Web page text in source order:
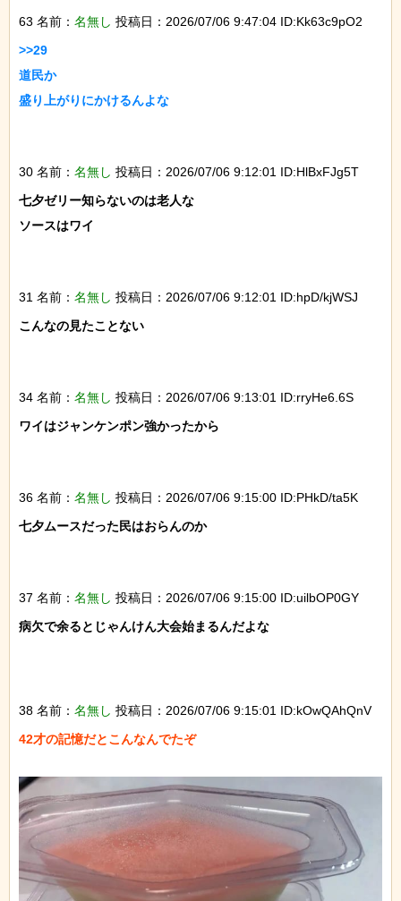
63 名前： 名無し 投稿日：2026/07/06 9:47:04 ID:Kk63c9pO2
>>29
道民か
盛り上がりにかけるんよな
30 名前： 名無し 投稿日：2026/07/06 9:12:01 ID:HlBxFJg5T
七夕ゼリー知らないのは老人な
ソースはワイ
31 名前： 名無し 投稿日：2026/07/06 9:12:01 ID:hpD/kjWSJ
こんなの見たことない
34 名前： 名無し 投稿日：2026/07/06 9:13:01 ID:rryHe6.6S
ワイはジャンケンポン強かったから
36 名前： 名無し 投稿日：2026/07/06 9:15:00 ID:PHkD/ta5K
七夕ムースだった民はおらんのか
37 名前： 名無し 投稿日：2026/07/06 9:15:00 ID:uilbOP0GY
病欠で余るとじゃんけん大会始まるんだよな
38 名前： 名無し 投稿日：2026/07/06 9:15:01 ID:kOwQAhQnV
42才の記憶だとこんなんでたぞ